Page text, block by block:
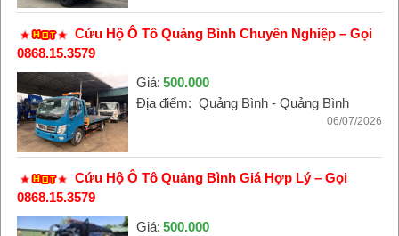
Cứu Hộ Ô Tô Quảng Bình Chuyên Nghiệp – Gọi
0868.15.3579
Giá: 500.000
Địa điểm: Quảng Bình - Quảng Bình
06/07/2026
Cứu Hộ Ô Tô Quảng Bình Giá Hợp Lý – Gọi
0868.15.3579
Giá: 500.000